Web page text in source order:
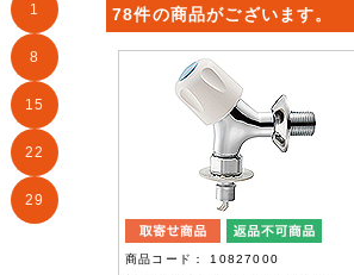
1
8
15
22
29
78件の商品がございます。
商品コード： 10827000